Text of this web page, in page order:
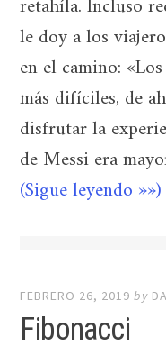
retahíla. Incluso
le doy a los
en el camino:
más difíciles, de
disfrutar la
de Messi era
(Sigue leyendo »»)
FEBRERO 26, 2019 by
Fibonacci